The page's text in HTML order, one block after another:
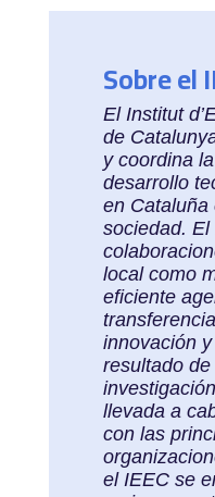
Sobre el
El Institut
de
y coordina
desarrollo
en Cataluña
sociedad.
local como
eficiente
innovación
resultado
llevada a
con las
el IEEC se